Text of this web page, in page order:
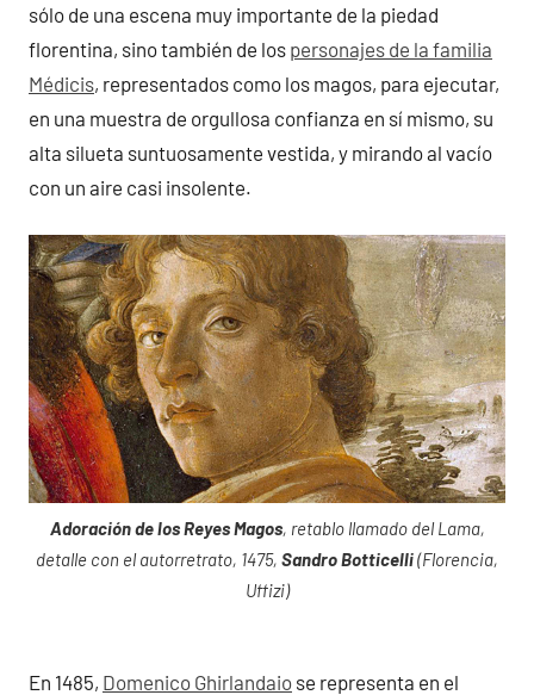
sólo de una escena muy importante de la piedad
florentina, sino también de los personajes de la familia
Médicis, representados como los magos, para ejecutar,
en una muestra de orgullosa confianza en sí mismo, su
alta silueta suntuosamente vestida, y mirando al vacío
con un aire casi insolente.
Adoración de los Reyes Magos, retablo llamado del Lama,
detalle con el autorretrato, 1475, Sandro Botticelli(Florencia,
Uffizi)
En 1485, Domenico Ghirlandaio se representa en el